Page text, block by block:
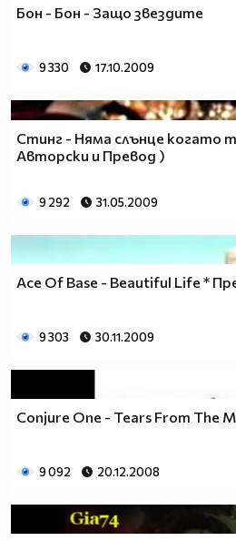
Бон - Бон - Защо звездите
9 330 17.10.2009
Стинг - Няма слънце когато
Авторски и Превод )
9 292 31.05.2009
Ace Of Base - Beautiful Life *
9 303 30.11.2009
Conjure One - Tears From The
9 092 20.12.2008